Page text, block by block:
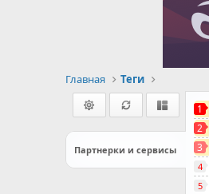
Главная Теги
Партнерки и сервисы
1
2
3
4
5